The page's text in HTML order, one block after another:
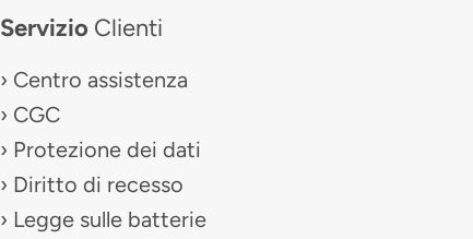
Servizio Clienti
Centro assistenza
CGC
Protezione dei dati
Diritto di recesso
Legge sulle batterie